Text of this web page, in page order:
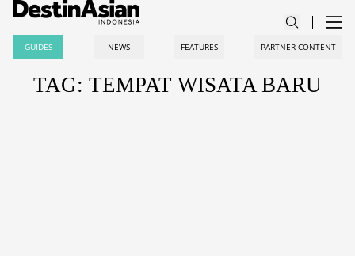
GUIDES NEWS FEATURES PARTNER CONTENT
TAG: TEMPAT WISATA BARU